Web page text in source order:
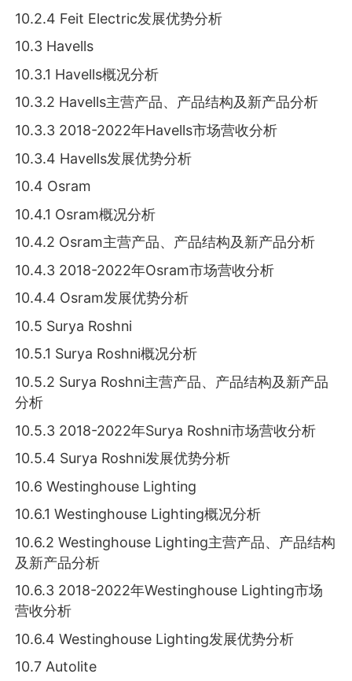
10.2.4 Feit Electric发展优势分析
10.3 Havells
10.3.1 Havells概况分析
10.3.2 Havells主营产品、产品结构及新产品分析
10.3.3 2018-2022年Havells市场营收分析
10.3.4 Havells发展优势分析
10.4 Osram
10.4.1 Osram概况分析
10.4.2 Osram主营产品、产品结构及新产品分析
10.4.3 2018-2022年Osram市场营收分析
10.4.4 Osram发展优势分析
10.5 Surya Roshni
10.5.1 Surya Roshni概况分析
10.5.2 Surya Roshni主营产品、产品结构及新产品
分析
10.5.3 2018-2022年Surya Roshni市场营收分析
10.5.4 Surya Roshni发展优势分析
10.6 Westinghouse Lighting
10.6.1 Westinghouse Lighting概况分析
10.6.2 Westinghouse Lighting主营产品、产品结构
及新产品分析
10.6.3 2018-2022年Westinghouse Lighting市场
营收分析
10.6.4 Westinghouse Lighting发展优势分析
10.7 Autolite